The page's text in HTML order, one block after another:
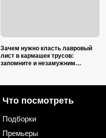
Зачем нужно класть лавровый
лист в кармашек трусов:
запомните и незамужним
Что посмотреть
Подборки
Премьеры